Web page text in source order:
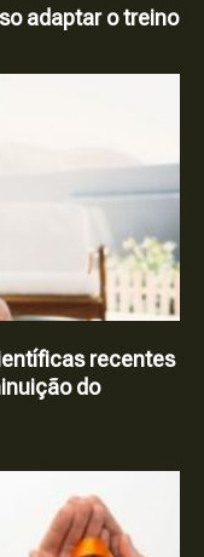
adaptar o treino
recentes
do